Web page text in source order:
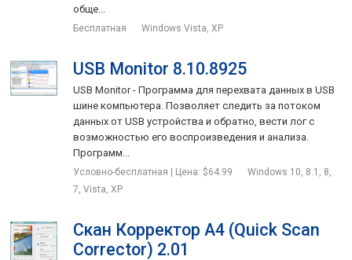
обще...
Бесплатная Windows Vista, XP
USB Monitor 8.10.8925
USB Monitor - Программа для перехвата данных в USB
шине компьютера. Позволяет следить за потоком
данных от USB устройства и обратно, вести лог с
возможностью его воспроизведения и анализа.
Программ...
Условно-бесплатная | Цена: $64.99
Windows 10, 8.1, 8,
7, Vista, XP
Скан Корректор А4 (Quick Scan
Corrector) 2.01